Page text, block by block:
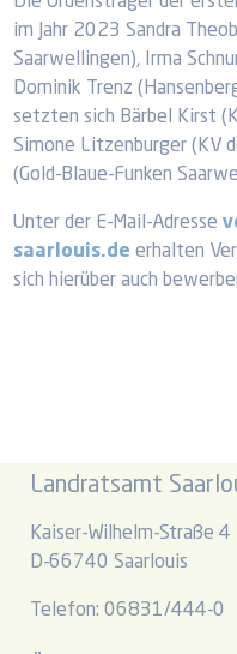
im Jahr 2023 Sandra
Saarwellingen), Irma
Dominik Trenz
setzten sich Bärbel Kirst
Simone Litzenburger (KV
(Gold-Blaue-Funken
Unter der E-Mail-Adresse
saarlouis.de erhalten
sich hierüber auch
Landratsamt
Kaiser-Wilhelm-Straße 4
D-66740 Saarlouis
Telefon: 06831/444-0